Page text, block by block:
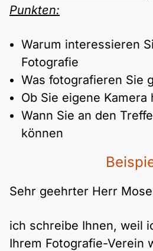
B1 Goethe
B1 ÖIF
B1 ÖSD
B1 Pflege (telc)
B2 Goethe
B2 Pflege (telc)
Online-Kurse
Einbürgerungstest
Spiele
Schulen & Kurse
Punkten:
Warum interessieren
Fotografie
Was fotografieren Sie
Ob Sie eigene Kamera
Wann Sie an den
können
Sehr geehrter Herr
ich schreibe Ihnen, weil
Ihrem Fotografie-Verein